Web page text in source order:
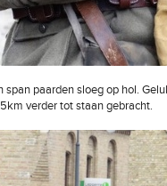
span paarden sloeg op hol.
verder tot staan gebracht.